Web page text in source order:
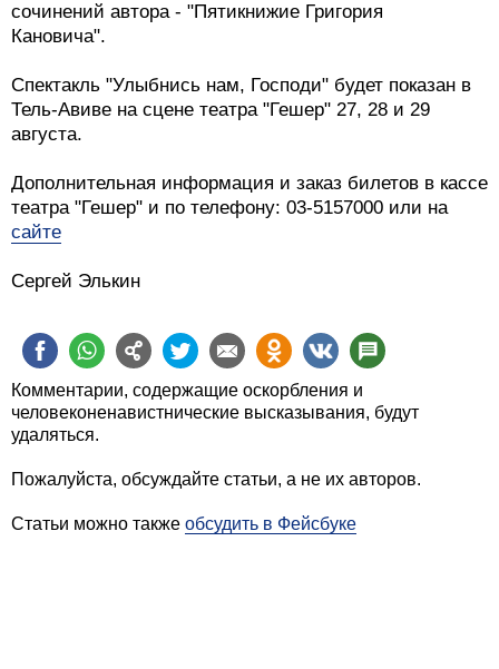
сочинений автора - "Пятикнижие Григория
Кановича".
Спектакль "Улыбнись нам, Господи" будет показан в
Тель-Авиве на сцене театра "Гешер" 27, 28 и 29
августа.
Дополнительная информация и заказ билетов в кассе
театра "Гешер" и по телефону: 03-5157000 или на
сайте
Сергей Элькин
Комментарии, содержащие оскорбления и
человеконенавистнические высказывания, будут
удаляться.
Пожалуйста, обсуждайте статьи, а не их авторов.
Статьи можно также обсудить в Фейсбуке